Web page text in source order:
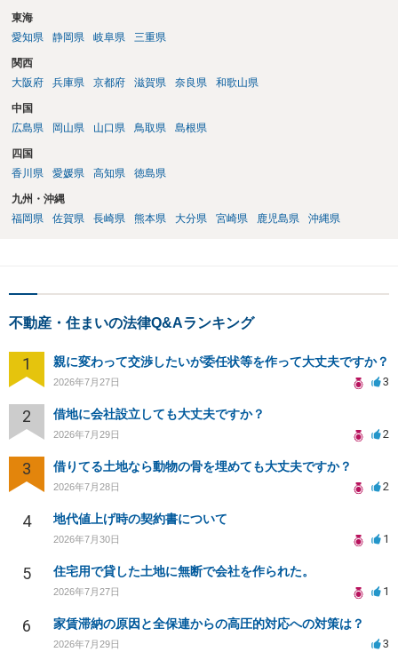
東海
愛知県
静岡県 岐阜県 三重県
関西
大阪府
兵庫県 京都府 滋賀県 奈良県 和歌山県
中国
広島県
岡山県 山口県 鳥取県 島根県
四国
香川県
愛媛県 高知県 徳島県
九州・沖縄
福岡県
佐賀県 長崎県 熊本県 大分県 宮崎県 鹿児島県 沖縄県
不動産・住まいの法律Q&Aランキング
1 親に変わって交渉したいが委任状等を作って大丈夫ですか？
2026年7月27日 3
2 借地に会社設立しても大丈夫ですか？
2026年7月29日 2
3 借りてる土地なら動物の骨を埋めても大丈夫ですか？
2026年7月28日 2
4 地代値上げ時の契約書について
2026年7月30日 1
5 住宅用で貸した土地に無断で会社を作られた。
2026年7月27日 1
6 家賃滞納の原因と全保連からの高圧的対応への対策は？
2026年7月29日 3